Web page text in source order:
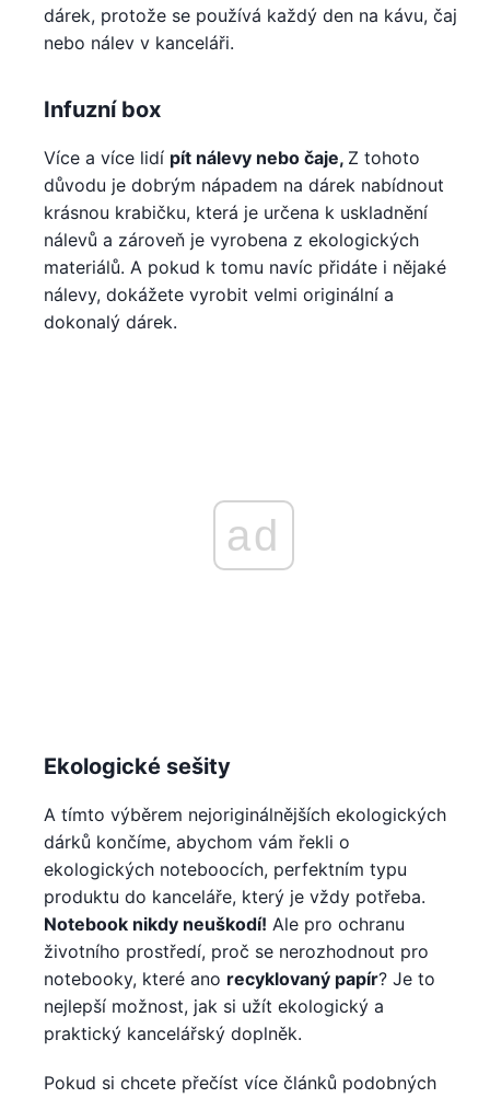
dárek, protože se používá každý den na kávu, čaj
nebo nálev v kanceláři.
Infuzní box
Více a více lidí pít nálevy nebo čaje, Z tohoto
důvodu je dobrým nápadem na dárek nabídnout
krásnou krabičku, která je určena k uskladnění
nálevů a zároveň je vyrobena z ekologických
materiálů. A pokud k tomu navíc přidáte i nějaké
nálevy, dokážete vyrobit velmi originální a
dokonalý dárek.
ad
Ekologické sešity
A tímto výběrem nejoriginálnějších ekologických
dárků končíme, abychom vám řekli o
ekologických noteboocích, perfektním typu
produktu do kanceláře, který je vždy potřeba.
Notebook nikdy neuškodí! Ale pro ochranu
životního prostředí, proč se nerozhodnout pro
notebooky, které ano recyklovaný papír? Je to
nejlepší možnost, jak si užít ekologický a
praktický kancelářský doplněk.
Pokud si chcete přečíst více článků podobných